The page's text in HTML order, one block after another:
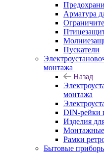
Арматура
Пускатели
монтажа
Назад
монтажа
DIN-рейки
Изделия
Монтажные
Рамки
Бытовые